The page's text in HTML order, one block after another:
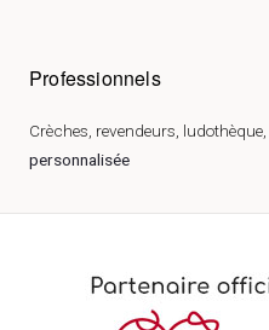
Professionnels
Crèches, revendeurs, ludothèque,
personnalisée